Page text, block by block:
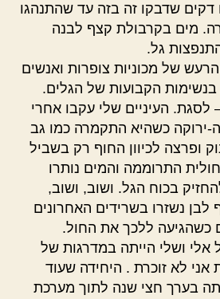
דקים שדבקו זה בזה עד שהתנהגו
מים בקרבולת קצף לבנה
גל.
של מכוניות צופרות ואנשים
בנשימות הקבועות של הגלים.
העיניים שלי עקבו אחרי
ירוקה כשהיא התקמרה כמו גב
ופרצה לכיוון החוף רק בשביל
התרוממה והמים נותרו
בכוח הגל. ושוב, ושוב,
לבן נשזרו בשרידים האחרונים
כשהגיעה ללכך את החול.
ושלי הייתה במדרגות של
לא זוכרת . היחידה שעוד
בערך חצי שנה לתוך מערכת